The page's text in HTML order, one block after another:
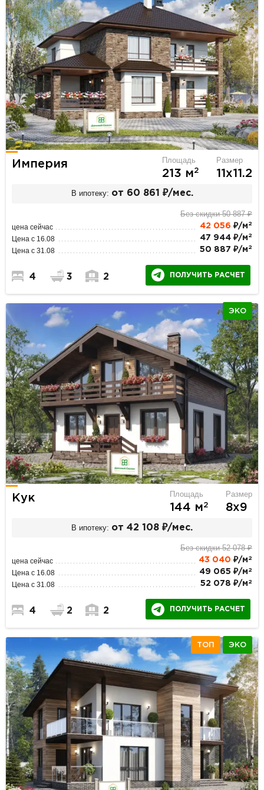
Империя Площадь
213 м2
Размер
11х11.2
В ипотеку: от 60 861 ₽/мес.
Без скидки 50 887 ₽
цена сейчас 42 056 ₽/м 2
Цена с 16.08 47 944 ₽/м 2
Цена с 31.08 50 887 ₽/м 2
4 3 2 ПОЛУЧИТЬ РАСЧЕТ
ЭКО
Кук Площадь
144 м2
Размер
8х9
В ипотеку: от 42 108 ₽/мес.
Без скидки 52 078 ₽
цена сейчас 43 040 ₽/м 2
Цена с 16.08 49 065 ₽/м 2
Цена с 31.08 52 078 ₽/м 2
4 2 2 ПОЛУЧИТЬ РАСЧЕТ
ТОП ЭКО